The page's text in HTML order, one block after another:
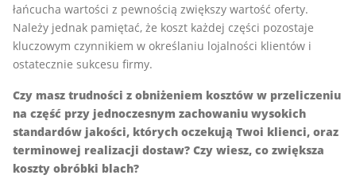
łańcucha wartości z pewnością zwiększy wartość oferty.
Należy jednak pamiętać, że koszt każdej części pozostaje
kluczowym czynnikiem w określaniu lojalności klientów i
ostatecznie sukcesu firmy.
Czy masz trudności z obniżeniem kosztów w przeliczeniu
na część przy jednoczesnym zachowaniu wysokich
standardów jakości, których oczekują Twoi klienci, oraz
terminowej realizacji dostaw? Czy wiesz, co zwiększa
koszty obróbki blach?